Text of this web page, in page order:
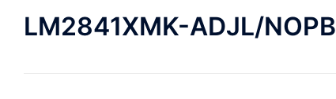
LM2841XMK-ADJL/NOPB